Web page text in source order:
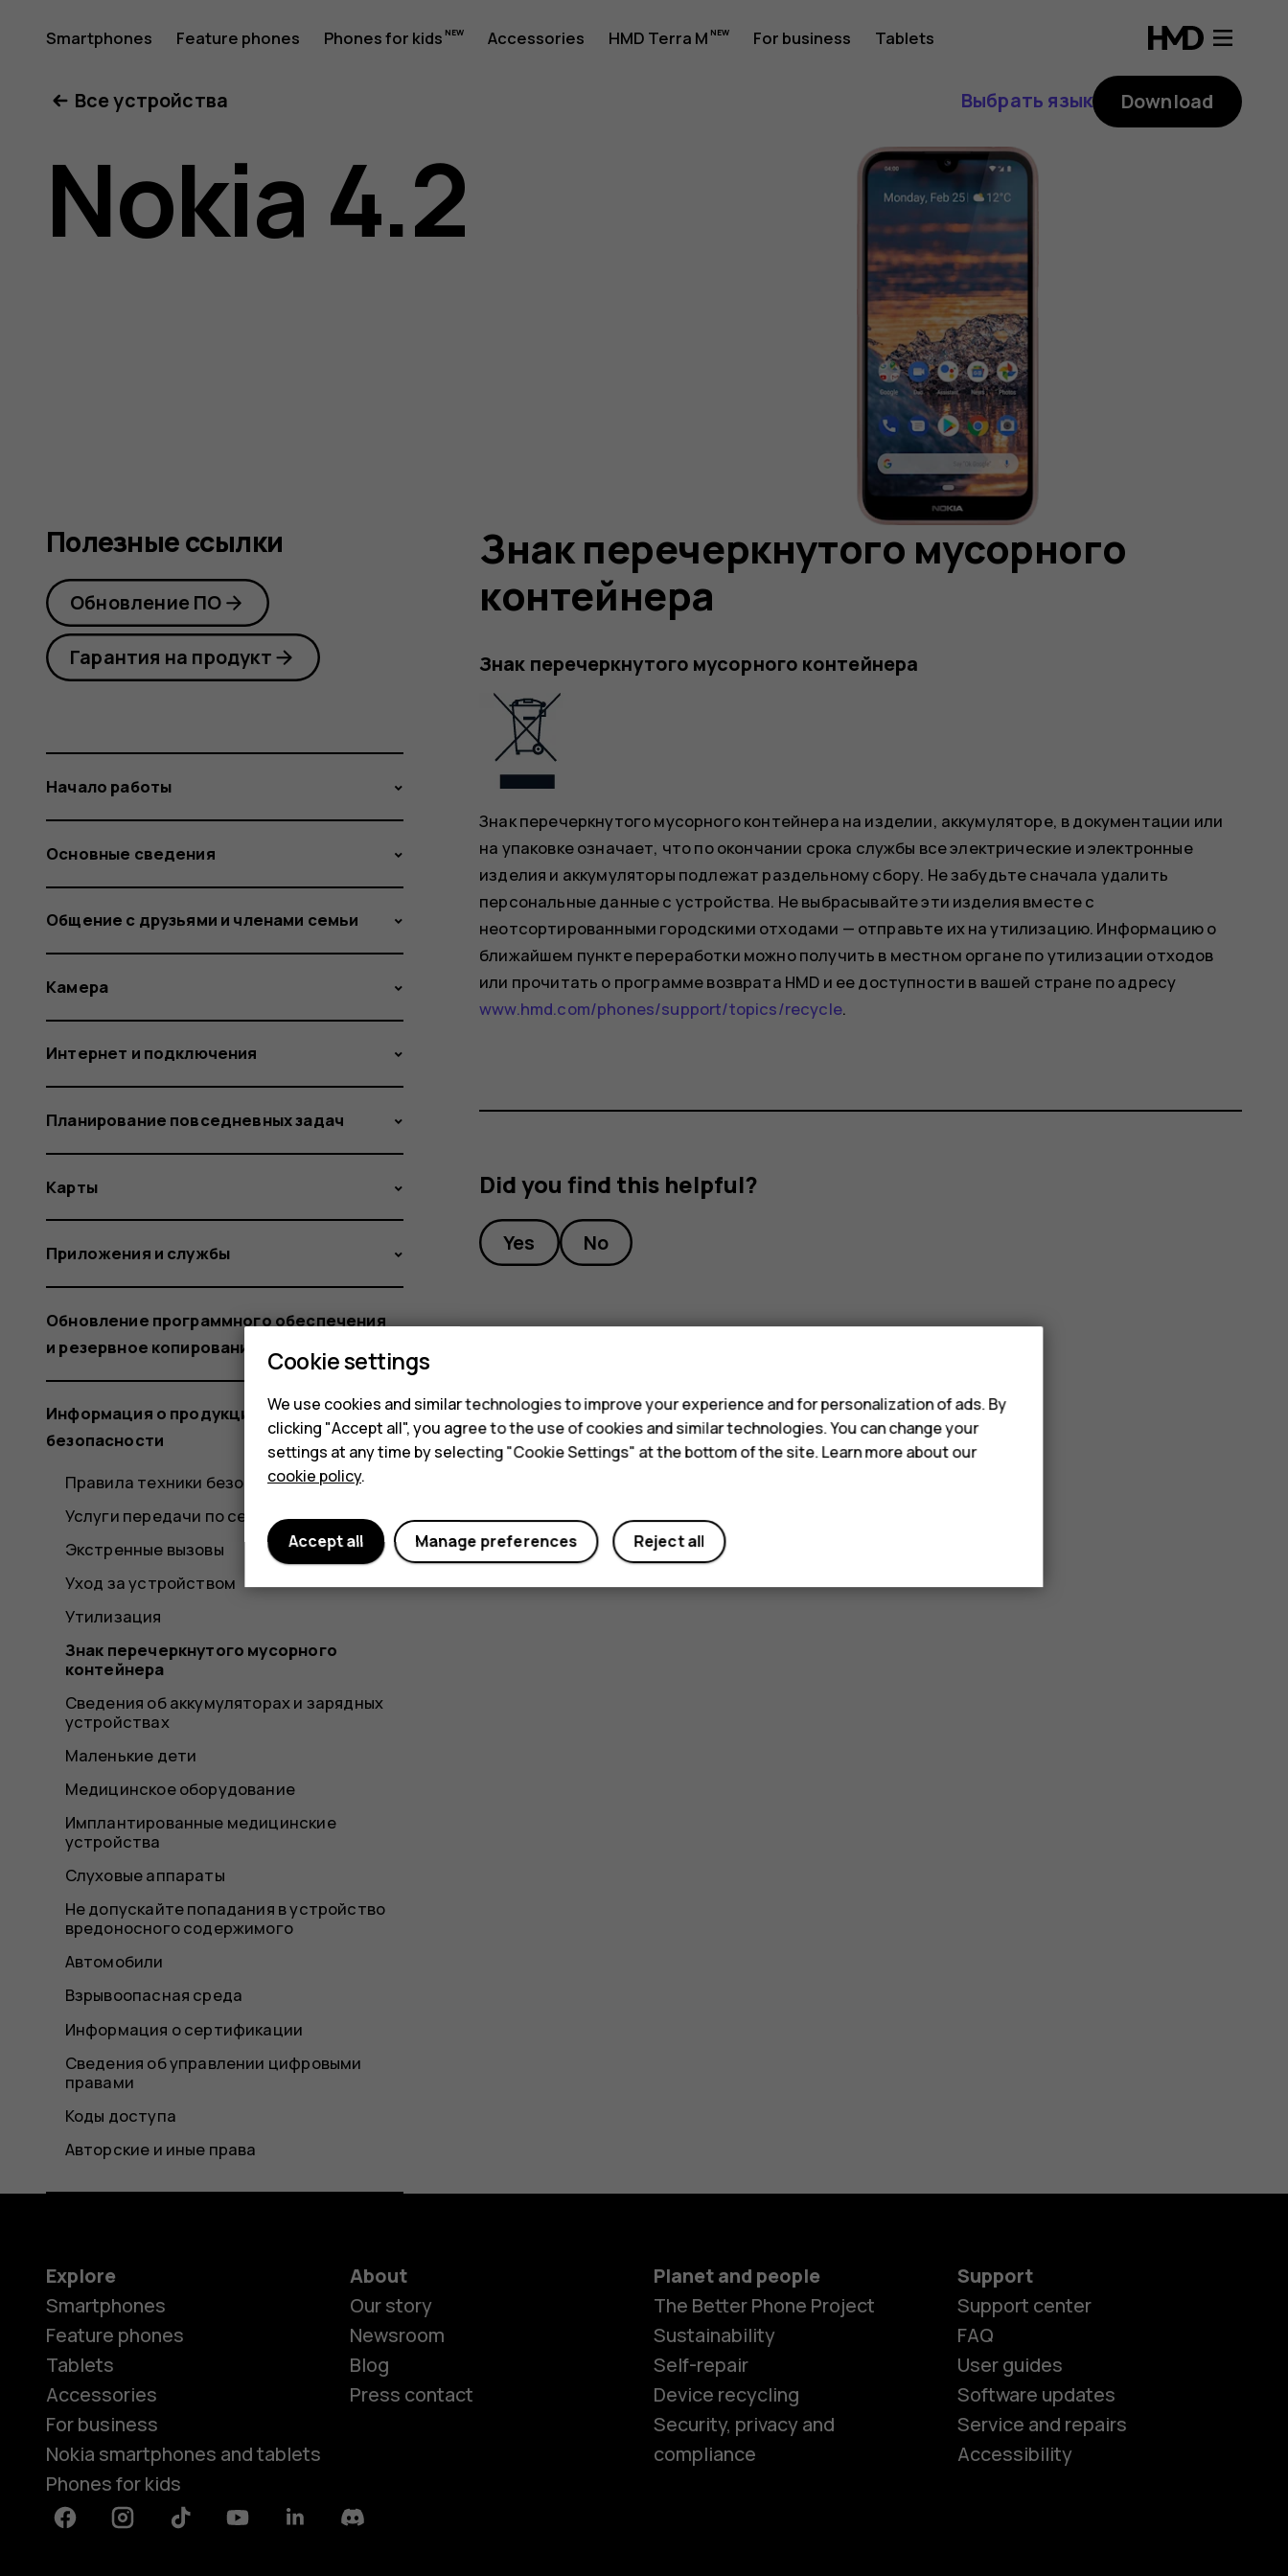
Nokia
4.2
user
Smartphones Feature phones Phones for kids Accessories HMD Terra M For business Tablets
Smartphones
Все устройства Выбрать язык Download
Nokia 4.2
Знак перечеркнутого мусорного
контейнера
Знак перечеркнутого мусорного контейнера
Знак перечеркнутого мусорного контейнера на изделии, аккумуляторе, в документации или
на упаковке означает, что по окончании срока службы все электрические и электронные
изделия и аккумуляторы подлежат раздельному сбору. Не забудьте сначала удалить
персональные данные с устройства. Не выбрасывайте эти изделия вместе с
неотсортированными городскими отходами — отправьте их на утилизацию. Информацию о
ближайшем пункте переработки можно получить в местном органе по утилизации отходов
или прочитать о программе возврата HMD и ее доступности в вашей стране по адресу
www.hmd.com/phones/support/topics/recycle.
Did you find this helpful?
Yes No
Полезные ссылки
Обновление ПО
Гарантия на продукт
Начало работы
Основные сведения
Общение с друзьями и членами семьи
Камера
Интернет и подключения
Планирование повседневных задач
Карты
Приложения и службы
Обновление программного обеспечения
и резервное копирование данных
Информация о продукции и технике
безопасности
Правила техники безопасности
Услуги передачи по сети и их стоимость
Экстренные вызовы
Уход за устройством
Утилизация
Знак перечеркнутого мусорного
контейнера
Сведения об аккумуляторах и зарядных
устройствах
Маленькие дети
Медицинское оборудование
Имплантированные медицинские
устройства
Слуховые аппараты
Не допускайте попадания в устройство
вредоносного содержимого
Автомобили
Взрывоопасная среда
Информация о сертификации
Сведения об управлении цифровыми
правами
Коды доступа
Авторские и иные права
Explore
Smartphones
Feature phones
Tablets
Accessories
For business
Nokia smartphones and tablets
Phones for kids
About
Our story
Newsroom
Blog
Press contact
Planet and people
The Better Phone Project
Sustainability
Self-repair
Device recycling
Security, privacy and
compliance
Support
Support center
FAQ
User guides
Software updates
Service and repairs
Accessibility
FacebookInstagramTiktok YoutubeLinkedinDiscord
Cookie settings
We use cookies and similar technologies to improve your experience and for personalization of ads. By
clicking "Accept all", you agree to the use of cookies and similar technologies. You can change your
settings at any time by selecting "Cookie Settings" at the bottom of the site. Learn more about our
cookie policy.
Reject all
Manage preferences
Accept all